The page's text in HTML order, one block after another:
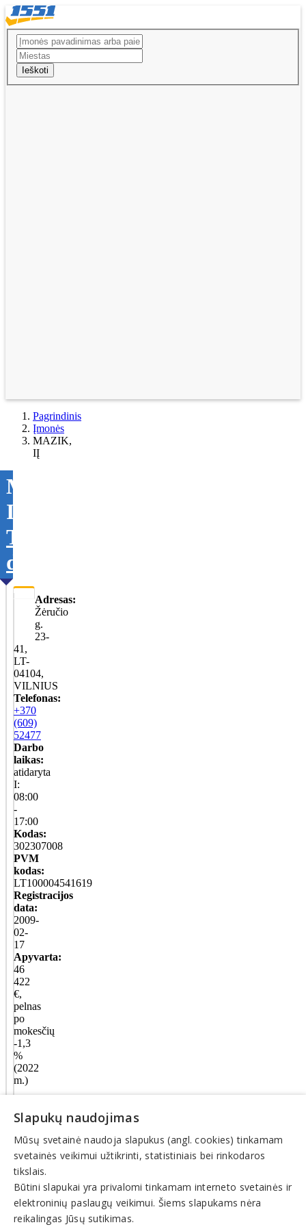
Ieškoti
Pagrindinis
Įmonės
MAZIK,
IĮ
MAZIK,
IĮ
Tikslinti
duomenis
Adresas:
Žėručio
g.
23-
41,
LT-
04104,
VILNIUS
Telefonas:
+370
(609)
52477
Darbo
laikas:
atidaryta
I:
08:00
-
17:00
Kodas:
302307008
PVM
kodas:
LT100004541619
Registracijos
data:
2009-
02-
17
Apyvarta:
46
422
€,
pelnas
po
mokesčių
-1,3
%
(2022
m.)
Veiklos
sritys
veikla
© INFOMINTA, UAB. Visos teisės saugomos. Telefonas+370
6900 1551. El. paštasinfo@1551.info
Slapukų naudojimas
Mūsų svetainė naudoja slapukus (angl. cookies) tinkamam
svetainės veikimui užtikrinti, statistiniais bei rinkodaros
tikslais.
Būtini slapukai yra privalomi tinkamam interneto svetainės ir
elektroninių paslaugų veikimui. Šiems slapukams nėra
reikalingas Jūsų sutikimas.